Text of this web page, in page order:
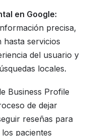
en Google:
precisa,
hasta servicios
del usuario y
locales.
Business Profile
de dejar
reseñas para
pacientes